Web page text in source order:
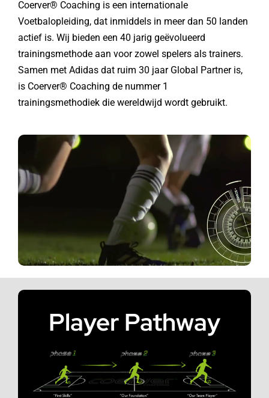
adidas kledingpakket
Coerver® Coaching is een internationale
Voetbalopleiding, dat inmiddels in meer dan 50 landen
actief is. Wij bieden een 40 jarig geëvolueerd
trainingsmethode aan voor zowel spelers als trainers.
Samen met Adidas dat ruim 30 jaar Global Partner is,
is Coerver® Coaching de nummer 1
trainingsmethodiek die wereldwijd wordt gebruikt.
Player Pathway